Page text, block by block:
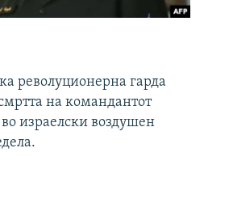
револуционерна гарда
на командантот
израелски воздушен